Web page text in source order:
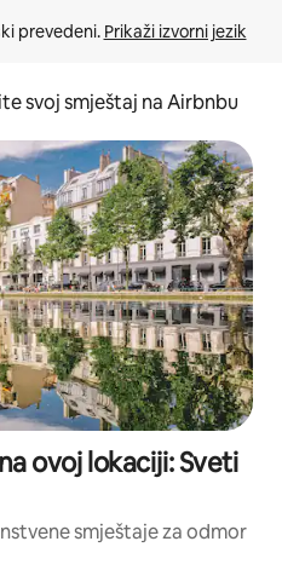
prevedeni. Prikaži izvorni jezik
svoj smještaj na Airbnbu
ovoj lokaciji: Sveti
smještaje za odmor